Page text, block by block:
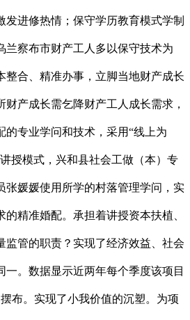
发进修热情；保守学历教育模式学制
兰察布市财产工人多以保守技术为
整合、精准办事，立脚当地财产成长
产成长需乞降财产工人成长需求，
的专业学问和技术，采用“线上为
授模式，兴和县社会工做（本）专
张媛媛使用所学的村落管理学问，实
精准婚配。承担着讲授资本扶植、
监管的职责？实现了经济效益、社会
一。数据显示近两年每个季度该项目
布。实现了小我价值的沉塑。为项